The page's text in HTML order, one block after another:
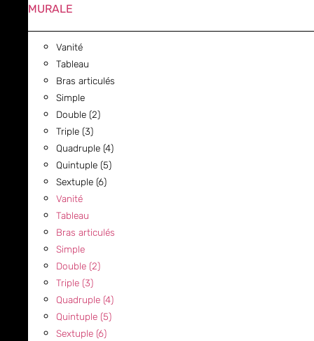
MURALE
Vanité
Tableau
Bras articulés
Simple
Double (2)
Triple (3)
Quadruple (4)
Quintuple (5)
Sextuple (6)
Vanité
Tableau
Bras articulés
Simple
Double (2)
Triple (3)
Quadruple (4)
Quintuple (5)
Sextuple (6)